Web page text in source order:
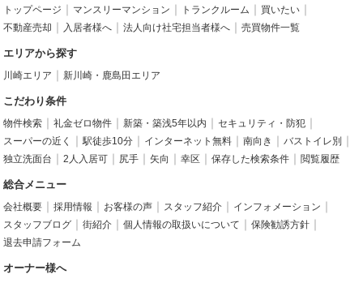
トップページ マンスリーマンション トランクルーム
買いたい
不動産売却
入居者様へ 法人向け社宅担当者様へ 売買物件一覧
エリアから探す
川崎エリア 新川崎・鹿島田エリア
こだわり条件
物件検索 礼金ゼロ物件 新築・築浅5年以内
セキュリティ・防犯
スーパーの近く
駅徒歩10分 インターネット無料 南向き
バストイレ別
独立洗面台
2人入居可 尻手 矢向 幸区 保存した検索条件 閲覧履歴
総合メニュー
会社概要 採用情報 お客様の声 スタッフ紹介
インフォメーション
スタッフブログ
街紹介 個人情報の取扱いについて
保険勧誘方針
退去申請フォーム
オーナー様へ